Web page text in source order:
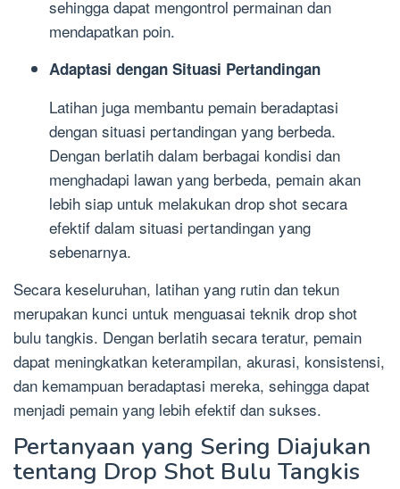
sehingga dapat mengontrol permainan dan
mendapatkan poin.
Adaptasi dengan Situasi Pertandingan
Latihan juga membantu pemain beradaptasi
dengan situasi pertandingan yang berbeda.
Dengan berlatih dalam berbagai kondisi dan
menghadapi lawan yang berbeda, pemain akan
lebih siap untuk melakukan drop shot secara
efektif dalam situasi pertandingan yang
sebenarnya.
Secara keseluruhan, latihan yang rutin dan tekun
merupakan kunci untuk menguasai teknik drop shot
bulu tangkis. Dengan berlatih secara teratur, pemain
dapat meningkatkan keterampilan, akurasi, konsistensi,
dan kemampuan beradaptasi mereka, sehingga dapat
menjadi pemain yang lebih efektif dan sukses.
Pertanyaan yang Sering Diajukan
tentang Drop Shot Bulu Tangkis